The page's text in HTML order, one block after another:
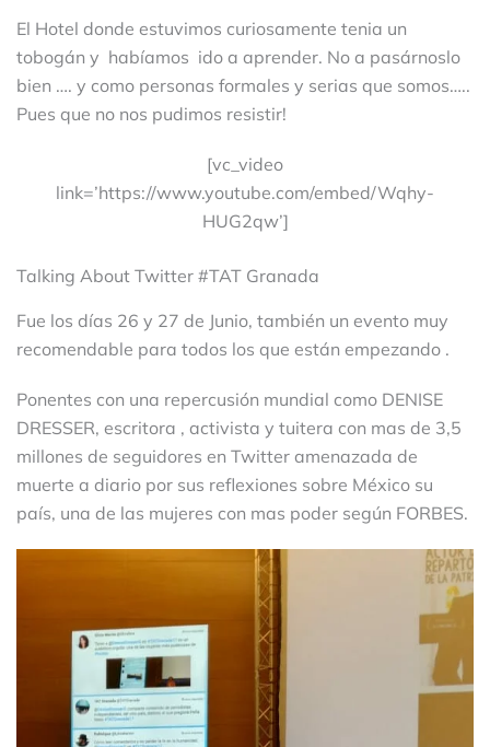
El Hotel donde estuvimos curiosamente tenia un
tobogán y habíamos ido a aprender. No a pasárnoslo
bien …. y como personas formales y serias que somos…..
Pues que no nos pudimos resistir!
[vc_video
link=’https://www.youtube.com/embed/Wqhy-
HUG2qw’]
Talking About Twitter #TAT Granada
Fue los días 26 y 27 de Junio, también un evento muy
recomendable para todos los que están empezando .
Ponentes con una repercusión mundial como DENISE
DRESSER, escritora , activista y tuitera con mas de 3,5
millones de seguidores en Twitter amenazada de
muerte a diario por sus reflexiones sobre México su
país, una de las mujeres con mas poder según FORBES.